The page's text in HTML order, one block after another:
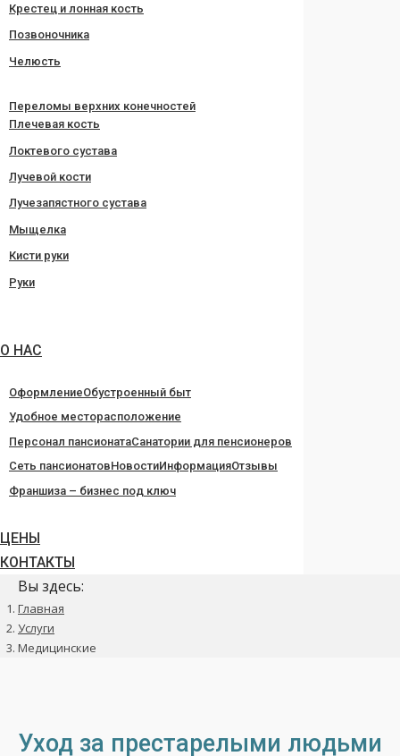
Крестец и лонная кость
Позвоночника
Челюсть
Переломы верхних конечностей
Плечевая кость
Локтевого сустава
Лучевой кости
Лучезапястного сустава
Мыщелка
Кисти руки
Руки
О НАС
ОформлениеОбустроенный быт
Удобное месторасположение
Персонал пансионатаСанатории для пенсионеров
Сеть пансионатовНовостиИнформацияОтзывы
Франшиза – бизнес под ключ
ЦЕНЫ
КОНТАКТЫ
Вы здесь:
Главная
Услуги
Медицинские
Уход за престарелыми людьми